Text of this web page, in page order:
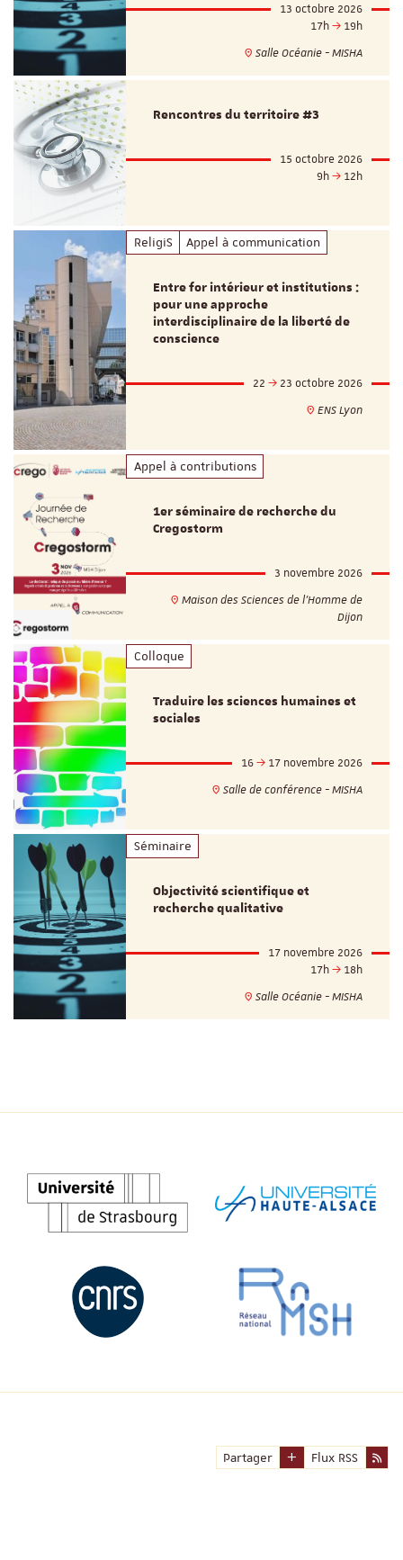
13 octobre 2026
17h
19h
Salle Océanie - MISHA
Rencontres du territoire #3
15 octobre 2026
9h
12h
ReligiS Appel à communication
Entre for intérieur et institutions :
pour une approche
interdisciplinaire de la liberté de
conscience
22
23 octobre 2026
ENS Lyon
Appel à contributions
1er séminaire de recherche du
Cregostorm
3 novembre 2026
Maison des Sciences de l'Homme de
Dijon
Colloque
Traduire les sciences humaines et
sociales
16
17 novembre 2026
Salle de conférence - MISHA
Séminaire
Objectivité scientifique et
recherche qualitative
17 novembre 2026
17h
18h
Salle Océanie - MISHA
Partager Flux RSS